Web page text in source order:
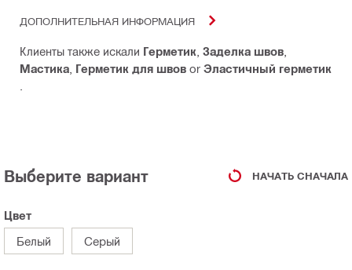
ДОПОЛНИТЕЛЬНАЯ ИНФОРМАЦИЯ
Клиенты также искали Герметик Заделка швов
Мастика Герметик для швов or Эластичный герметик
Выберите вариант НАЧАТЬ СНАЧАЛА
Цвет
Белый
Серый